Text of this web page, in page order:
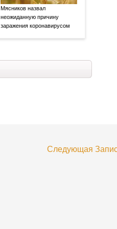
Мясников назвал
неожиданную причину
заражения коронавирусом
Следующая